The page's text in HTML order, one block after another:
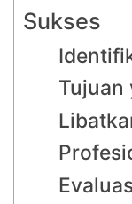
Sukses
Tujuan